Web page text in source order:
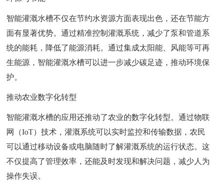
智能灌溉水槽不仅在节约水资源方面表现出色，还在节能方
面有显著优势。通过精准控制灌溉系统，减少了泵和管道系
统的能耗，降低了能源消耗。通过集成太阳能、风能等可再
生能源，智能灌溉水槽可以进一步减少碳足迹，推动环境保
护。
推动农业数字化转型
智能灌溉水槽的应用还推动了农业的数字化转型。通过物联
网（IoT）技术，灌溉系统可以实时监控和传输数据，农民
可以通过移动设备或电脑随时了解灌溉系统的运行状态。这
不仅提高了管理效率，还能及时发现和解决问题，减少人为
操作失误。